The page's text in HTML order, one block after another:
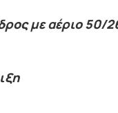
με αέριο 50/